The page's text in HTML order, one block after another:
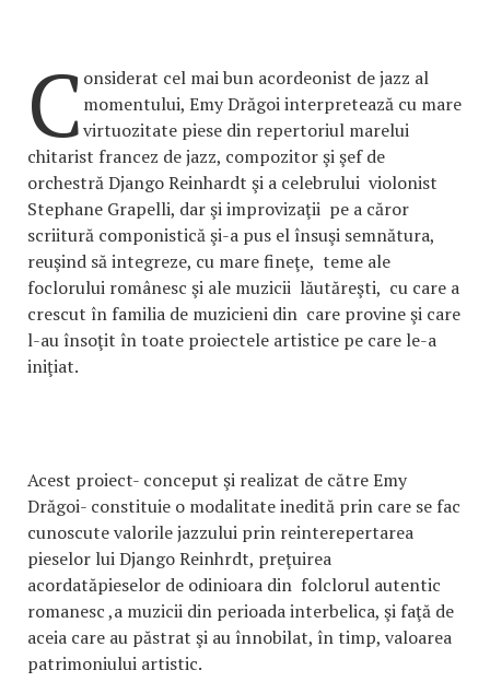
C onsiderat cel mai bun acordeonist de jazz al
momentului, Emy Drăgoi interpretează cu mare
virtuozitate piese din repertoriul marelui
chitarist francez de jazz, compozitor şi şef de
orchestră Django Reinhardt şi a celebrului violonist
Stephane Grapelli, dar şi improvizaţii pe a căror
scriitură componistică şi-a pus el însuşi semnătura,
reuşind să integreze, cu mare fineţe, teme ale
foclorului românesc şi ale muzicii lăutăreşti, cu care a
crescut în familia de muzicieni din care provine şi care
l-au însoţit în toate proiectele artistice pe care le-a
iniţiat.
Acest proiect- conceput şi realizat de către Emy
Drăgoi- constituie o modalitate inedită prin care se fac
cunoscute valorile jazzului prin reinterepertarea
pieselor lui Django Reinhrdt, preţuirea
acordatăpieselor de odinioara din folclorul autentic
romanesc ,a muzicii din perioada interbelica, şi faţă de
aceia care au păstrat şi au înnobilat, în timp, valoarea
patrimoniului artistic.